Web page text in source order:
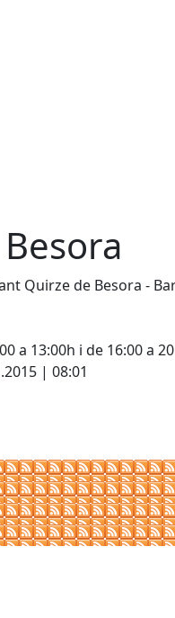
Quirze de Besora -
a 13:00h i de 16:00 a
| 08:01